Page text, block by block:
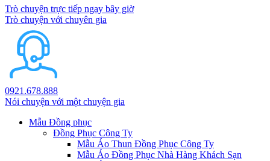
Trò chuyện trực tiếp ngay bây giờ
Trò chuyện với chuyên gia
0921.678.888
Nói chuyện với một chuyện gia
Mẫu Đồng phục
Đồng Phục Công Ty
Mẫu Áo Thun Đồng Phục Công Ty
Mẫu Áo Đồng Phục Nhà Hàng Khách Sạn